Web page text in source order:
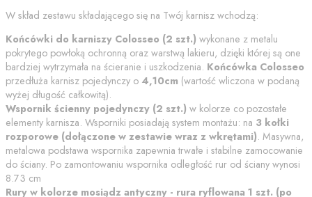
W skład zestawu składającego się na Twój karnisz wchodzą:
Końcówki do karniszy Colosseo (2 szt.) wykonane z metalu
pokrytego powłoką ochronną oraz warstwą lakieru, dzięki której są one
bardziej wytrzymała na ścieranie i uszkodzenia. Końcówka Colosseo
przedłuża karnisz pojedynczy o 4,10cm (wartość wliczona w podaną
wyżej długość całkowitą).
Wspornik ścienny pojedynczy (2 szt.) w kolorze co pozostałe
elementy karnisza. Wsporniki posiadają system montażu: na 3 kołki
rozporowe (dołączone w zestawie wraz z wkrętami). Masywna,
metalowa podstawa wspornika zapewnia trwałe i stabilne zamocowanie
do ściany. Po zamontowaniu wspornika odległość rur od ściany wynosi
8.73 cm
Rury w kolorze mosiądz antyczny - rura ryflowana 1 szt. (po